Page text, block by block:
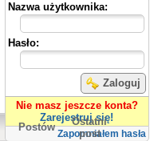
Nazwa użytkownika:
Hasło:
Zaloguj
Nie masz jeszcze konta?
Zarejestruj się!
Zapomniałem hasła
Postów
Ostatni
post